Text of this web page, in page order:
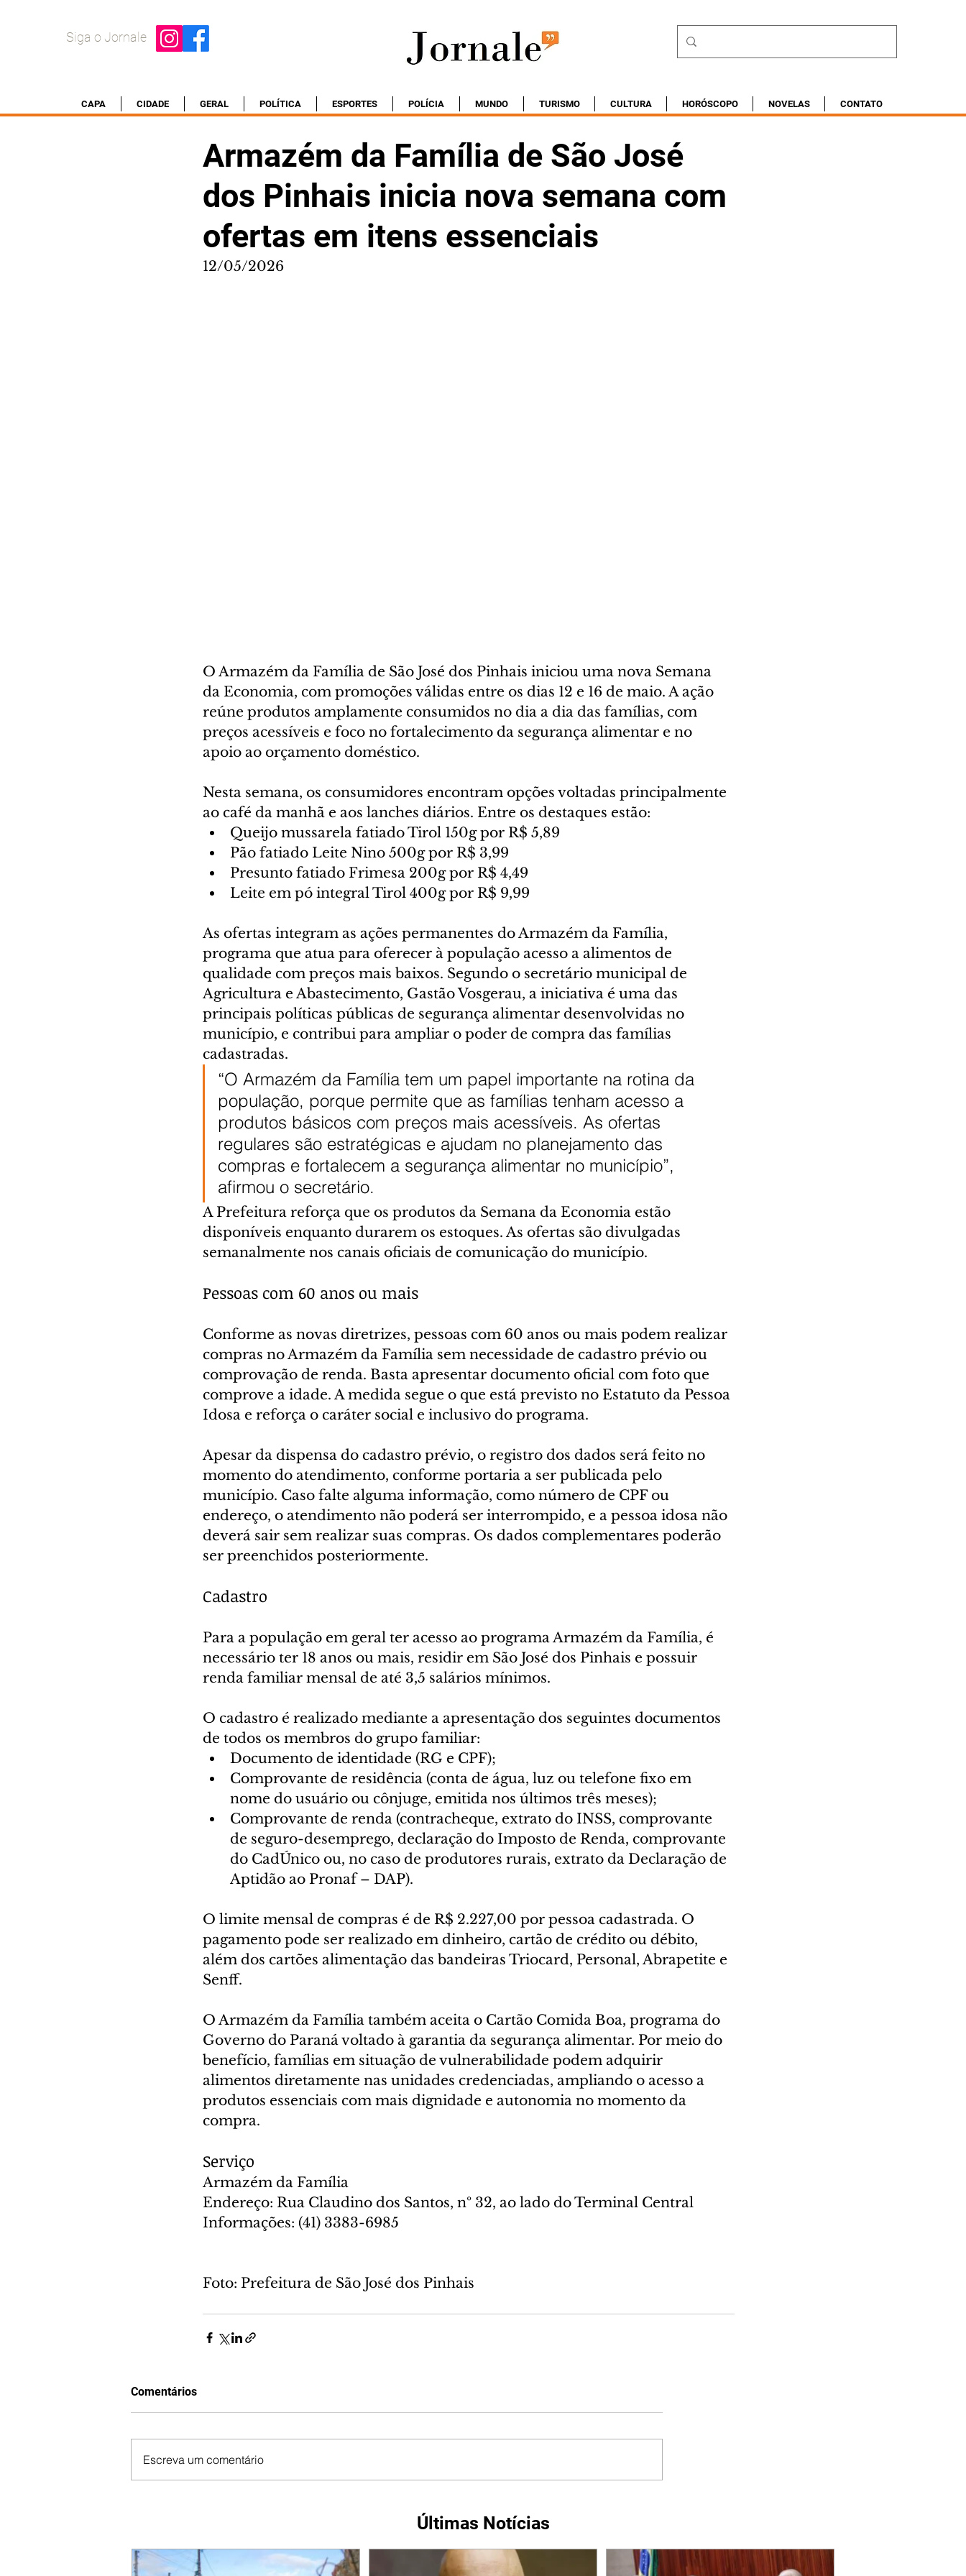
Siga o Jornale
CAPA CIDADE GERAL POLÍTICA ESPORTES POLÍCIA MUNDO TURISMO CULTURA HORÓSCOPO NOVELAS CONTATO
Armazém da Família de São José
dos Pinhais inicia nova semana com
ofertas em itens essenciais
12/05/2026
O Armazém da Família de São José dos Pinhais iniciou uma nova Semana
da Economia, com promoções válidas entre os dias 12 e 16 de maio. A ação
reúne produtos amplamente consumidos no dia a dia das famílias, com
preços acessíveis e foco no fortalecimento da segurança alimentar e no
apoio ao orçamento doméstico.
Nesta semana, os consumidores encontram opções voltadas principalmente
ao café da manhã e aos lanches diários. Entre os destaques estão:
Queijo mussarela fatiado Tirol 150g por R$ 5,89
Pão fatiado Leite Nino 500g por R$ 3,99
Presunto fatiado Frimesa 200g por R$ 4,49
Leite em pó integral Tirol 400g por R$ 9,99
As ofertas integram as ações permanentes do Armazém da Família,
programa que atua para oferecer à população acesso a alimentos de
qualidade com preços mais baixos. Segundo o secretário municipal de
Agricultura e Abastecimento, Gastão Vosgerau, a iniciativa é uma das
principais políticas públicas de segurança alimentar desenvolvidas no
município, e contribui para ampliar o poder de compra das famílias
cadastradas.
“O Armazém da Família tem um papel importante na rotina da
população, porque permite que as famílias tenham acesso a
produtos básicos com preços mais acessíveis. As ofertas
regulares são estratégicas e ajudam no planejamento das
compras e fortalecem a segurança alimentar no município”,
afirmou o secretário.
A Prefeitura reforça que os produtos da Semana da Economia estão
disponíveis enquanto durarem os estoques. As ofertas são divulgadas
semanalmente nos canais oficiais de comunicação do município.
Pessoas com 60 anos ou mais
Conforme as novas diretrizes, pessoas com 60 anos ou mais podem realizar
compras no Armazém da Família sem necessidade de cadastro prévio ou
comprovação de renda. Basta apresentar documento oficial com foto que
comprove a idade. A medida segue o que está previsto no Estatuto da Pessoa
Idosa e reforça o caráter social e inclusivo do programa.
Apesar da dispensa do cadastro prévio, o registro dos dados será feito no
momento do atendimento, conforme portaria a ser publicada pelo
município. Caso falte alguma informação, como número de CPF ou
endereço, o atendimento não poderá ser interrompido, e a pessoa idosa não
deverá sair sem realizar suas compras. Os dados complementares poderão
ser preenchidos posteriormente.
Cadastro
Para a população em geral ter acesso ao programa Armazém da Família, é
necessário ter 18 anos ou mais, residir em São José dos Pinhais e possuir
renda familiar mensal de até 3,5 salários mínimos.
O cadastro é realizado mediante a apresentação dos seguintes documentos
de todos os membros do grupo familiar:
Documento de identidade (RG e CPF);
Comprovante de residência (conta de água, luz ou telefone fixo em
nome do usuário ou cônjuge, emitida nos últimos três meses);
Comprovante de renda (contracheque, extrato do INSS, comprovante
de seguro-desemprego, declaração do Imposto de Renda, comprovante
do CadÚnico ou, no caso de produtores rurais, extrato da Declaração de
Aptidão ao Pronaf – DAP).
O limite mensal de compras é de R$ 2.227,00 por pessoa cadastrada. O
pagamento pode ser realizado em dinheiro, cartão de crédito ou débito,
além dos cartões alimentação das bandeiras Triocard, Personal, Abrapetite e
Senff.
O Armazém da Família também aceita o Cartão Comida Boa, programa do
Governo do Paraná voltado à garantia da segurança alimentar. Por meio do
benefício, famílias em situação de vulnerabilidade podem adquirir
alimentos diretamente nas unidades credenciadas, ampliando o acesso a
produtos essenciais com mais dignidade e autonomia no momento da
compra.
Serviço
Armazém da Família
Endereço: Rua Claudino dos Santos, nº 32, ao lado do Terminal Central
Informações: (41) 3383-6985
Foto: Prefeitura de São José dos Pinhais
Comentários
Escreva um comentário
Últimas Notícias